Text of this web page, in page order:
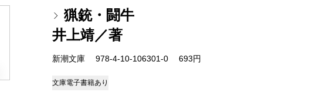
猟銃・闘牛
井上靖／著
新潮文庫 978-4-10-106301-0 693円
文庫電子書籍あり